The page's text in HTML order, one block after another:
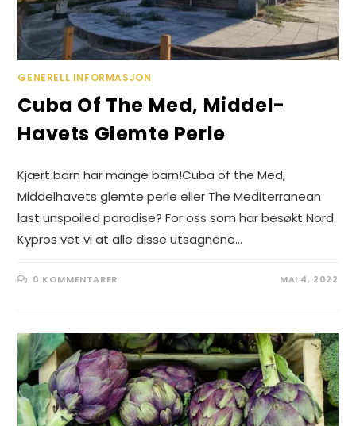
GENERELL INFORMASJON
Cuba Of The Med, Middel-
Havets Glemte Perle
Kjært barn har mange barn!Cuba of the Med,
Middelhavets glemte perle eller The Mediterranean
last unspoiled paradise? For oss som har besøkt Nord
Kypros vet vi at alle disse utsagnene…
0 KOMMENTARER MAI 4, 2022